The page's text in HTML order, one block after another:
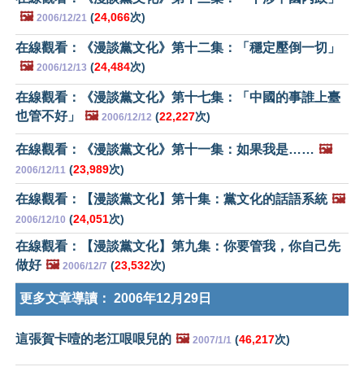
🖼️ 2006/12/21 (24,066次)
在線觀看：《漫談黨文化》第十二集：「穩定壓倒一切」
🖼️ 2006/12/13 (24,484次)
在線觀看：《漫談黨文化》第十七集：「中國的事誰上臺
也管不好」
🖼️ 2006/12/12 (22,227次)
在線觀看：《漫談黨文化》第十一集：如果我是…… 🖼️
2006/12/11 (23,989次)
在線觀看：【漫談黨文化】第十集：黨文化的話語系統 🖼️
2006/12/10 (24,051次)
在線觀看：【漫談黨文化】第九集：你要管我，你自己先
做好 🖼️ 2006/12/7 (23,532次)
更多文章導讀： 2006年12月29日
這張賀卡噎的老江哏哏兒的 🖼️ 2007/1/1 (46,217次)